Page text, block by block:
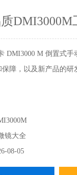
DMI3000M
DMI3000 M 倒置式手
障，以及新产品的研
镜大全
08-05